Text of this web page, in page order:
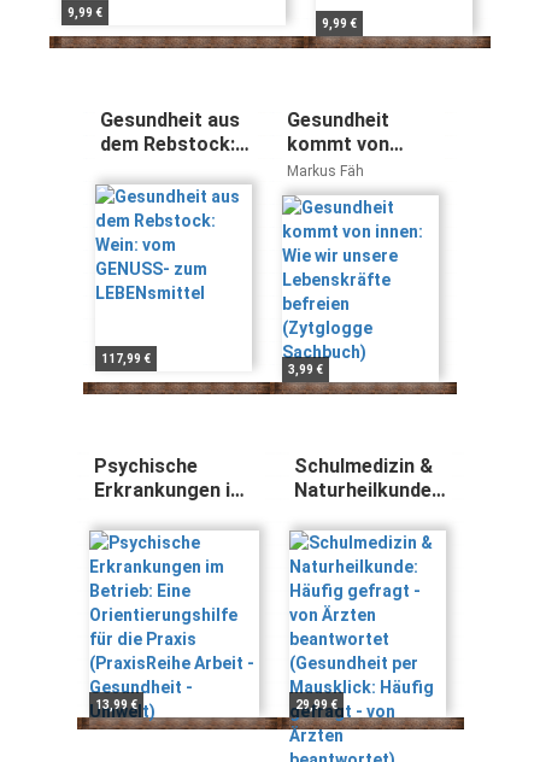
9,99 €
9,99 €
Gesundheit aus
dem Rebstock:
GENUSS- zum
LEBENsmittel
117,99 €
Gesundheit
kommt von
innen: Wie wir
unsere
Lebenskräfte
befreien
(Zytglogge
Sachbuch)
Markus Fäh
3,99 €
Psychische
Erkrankungen im
Orientierungshilfe
für die Praxis
(PraxisReihe
Arbeit -
Gesundheit -
Umwelt)
13,99 €
Schulmedizin &
Naturheilkunde:
von Ärzten
beantwortet
(Gesundheit per
Mausklick:
Häufig gefragt -
von Ärzten
beantwortet)
29,99 €